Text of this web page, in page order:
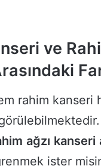
ve
rahim kanseri
ağzı kanseri
ister